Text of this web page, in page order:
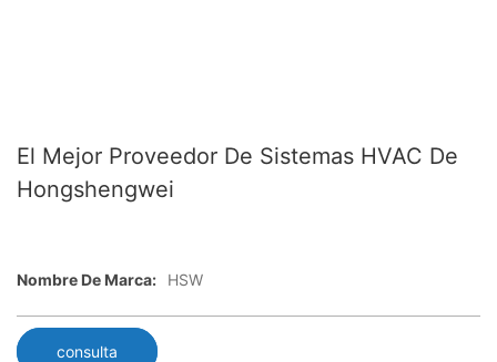
El Mejor Proveedor De Sistemas HVAC De
Hongshengwei
Nombre De Marca: HSW
consulta